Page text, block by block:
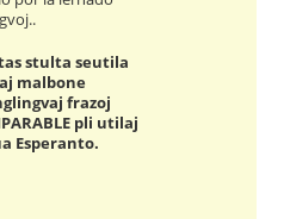
stulta seutila
malbone
frazoj
pli utilaj
Esperanto.